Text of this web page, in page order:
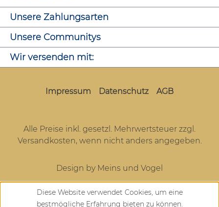
Unsere Zahlungsarten
Unsere Communitys
Wir versenden mit:
Impressum Datenschutz AGB
Alle Preise inkl. gesetzl. Mehrwertsteuer zzgl.
Versandkosten, wenn nicht anders angegeben.
Design by Meins und Vogel
Diese Website verwendet Cookies, um eine
bestmögliche Erfahrung bieten zu können.